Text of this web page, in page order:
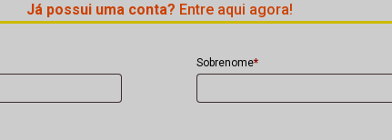
Já possui uma conta? Entre aqui agora!
Sobrenome*